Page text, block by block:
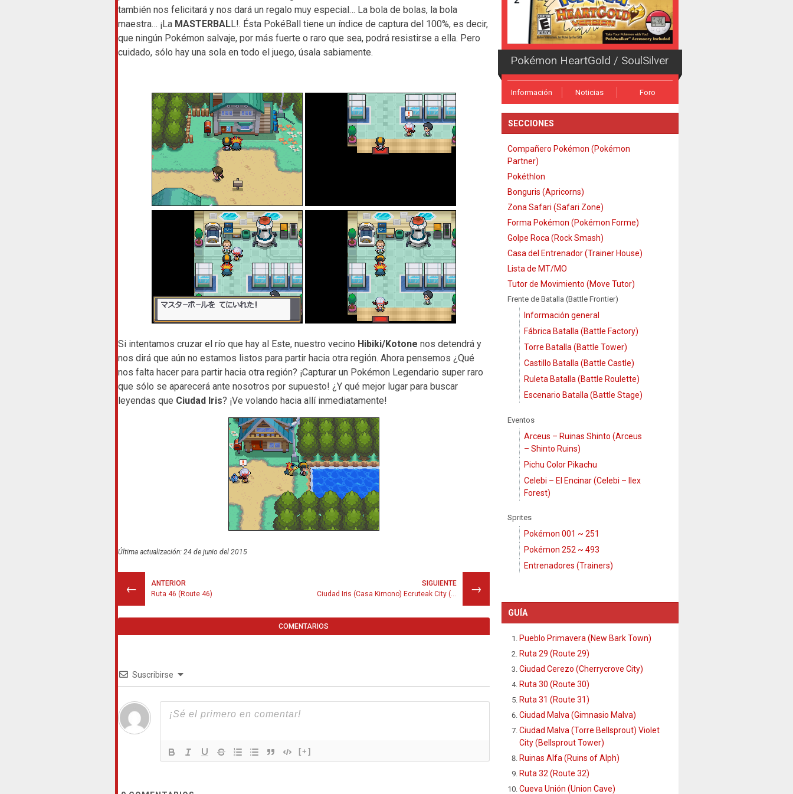
también nos felicitará y nos dará un regalo muy especial… La bola de bolas, la bola
maestra… ¡La MASTERBALL!. Ésta PokéBall tiene un índice de captura del 100%, es decir,
que ningún Pokémon salvaje, por más fuerte o raro que sea, podrá resistirse a ella. Pero
cuidado, sólo hay una sola en todo el juego, úsala sabiamente.
Si intentamos cruzar el río que hay al Este, nuestro vecino Hibiki/Kotone nos detendrá y
nos dirá que aún no estamos listos para partir hacia otra región. Ahora pensemos ¿Qué
nos falta hacer para partir hacia otra región? ¡Capturar un Pokémon Legendario super raro
que sólo se aparecerá ante nosotros por supuesto! ¿Y qué mejor lugar para buscar
leyendas que Ciudad Iris? ¡Ve volando hacia allí inmediatamente!
Última actualización: 24 de junio del 2015
←
ANTERIOR
Ruta 46 (Route 46)
→
SIGUIENTE
Ciudad Iris (Casa Kimono) Ecruteak City (Kimono House)
COMENTARIOS
Suscribirse
[+]
Pokémon HeartGold / SoulSilver
Información Noticias Foro
SECCIONES
Compañero Pokémon (Pokémon
Partner)
Pokéthlon
Bonguris (Apricorns)
Zona Safari (Safari Zone)
Forma Pokémon (Pokémon Forme)
Golpe Roca (Rock Smash)
Casa del Entrenador (Trainer House)
Lista de MT/MO
Tutor de Movimiento (Move Tutor)
Frente de Batalla (Battle Frontier)
Información general
Fábrica Batalla (Battle Factory)
Torre Batalla (Battle Tower)
Castillo Batalla (Battle Castle)
Ruleta Batalla (Battle Roulette)
Escenario Batalla (Battle Stage)
Eventos
Arceus – Ruinas Shinto (Arceus
– Shinto Ruins)
Pichu Color Pikachu
Celebi – El Encinar (Celebi – Ilex
Forest)
Sprites
Pokémon 001 ~ 251
Pokémon 252 ~ 493
Entrenadores (Trainers)
GUÍA
Pueblo Primavera (New Bark Town)
Ruta 29 (Route 29)
Ciudad Cerezo (Cherrycrove City)
Ruta 30 (Route 30)
Ruta 31 (Route 31)
Ciudad Malva (Gimnasio Malva)
Ciudad Malva (Torre Bellsprout) Violet
City (Bellsprout Tower)
Ruinas Alfa (Ruins of Alph)
Ruta 32 (Route 32)
Cueva Unión (Union Cave)